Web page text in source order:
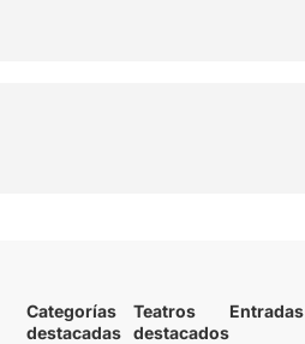
Categorías
destacadas
Teatros
destacados
Entradas